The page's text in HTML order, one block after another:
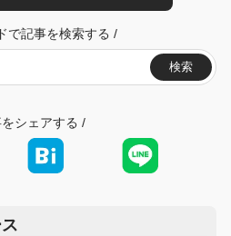
で記事を検索する /
検索
シェアする /